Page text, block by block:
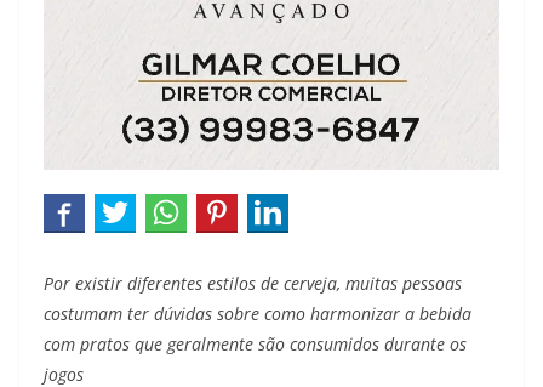
Por existir diferentes estilos de cerveja, muitas pessoas
costumam ter dúvidas sobre como harmonizar a bebida
com pratos que geralmente são consumidos durante os
jogos